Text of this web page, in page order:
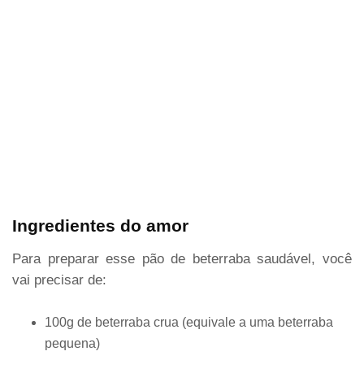
Ingredientes do amor
Para preparar esse pão de beterraba saudável, você
vai precisar de:
100g de beterraba crua (equivale a uma beterraba
pequena)